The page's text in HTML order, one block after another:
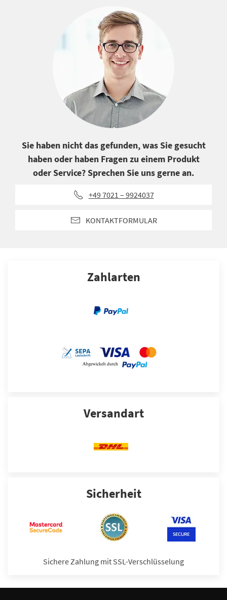
Sie haben nicht das gefunden, was Sie gesucht
haben oder haben Fragen zu einem Produkt
oder Service? Sprechen Sie uns gerne an.
+49 7021 – 9924037
KONTAKTFORMULAR
Zahlarten
Versandart
Sicherheit
Sichere Zahlung mit SSL-Verschlüsselung